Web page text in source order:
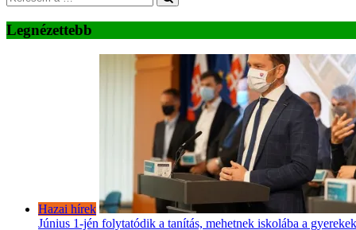
Legnézettebb
Hazai hírek
Június 1-jén folytatódik a tanítás, mehetnek iskolába a gyerekek